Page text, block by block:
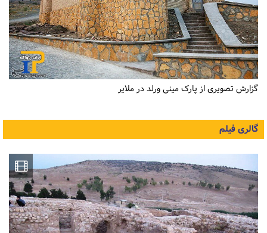
گزارش تصویری از پارک مینی ورلد در ملایر
گالری فیلم